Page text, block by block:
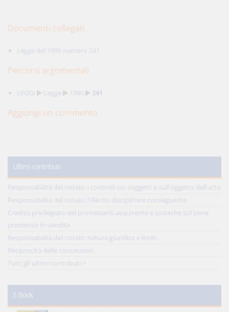
Documenti collegati
Legge del 1990 numero 241
Percorsi argomentali
LEGGI Legge 1990 241
Aggiungi un commento
Ultimi contributi
Responsabilità del notaio: i controlli sui soggetti e sull'oggetto dell'atto
Responsabilità del notaio: l'illecito disciplinare conseguente
Credito privilegiato del promissario acquirente e ipoteche sul bene
promesso in vendita
Responsabilità del notaio: natura giuridica e limiti
Reciprocità delle concessioni
Tutti gli ultimi contributi >
E-Book